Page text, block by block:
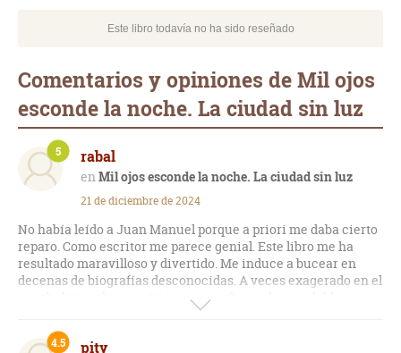
Este libro todavía no ha sido reseñado
Comentarios y opiniones de Mil ojos
esconde la noche. La ciudad sin luz
rabal
Mil ojos esconde la noche. La ciudad sin luz
5
21 de diciembre de 2024
No había leído a Juan Manuel porque a priori me daba cierto
reparo. Como escritor me parece genial. Este libro me ha
resultado maravilloso y divertido. Me induce a bucear en
decenas de biografías desconocidas. A veces exagerado en el
vocabulario y la gramática, me quedo con la agradable
sensación de estar ante un buen escritor. Un trabajo
documental y de investigación descomunal.
pity
4.5